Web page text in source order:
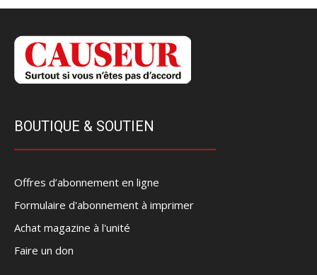
BOUTIQUE & SOUTIEN
Offres d’abonnement en ligne
Formulaire d'abonnement à imprimer
Achat magazine à l'unité
Faire un don